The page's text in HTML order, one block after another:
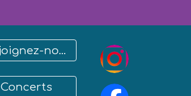
Rejoignez-nous
Concerts